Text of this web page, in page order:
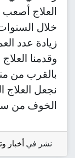
العلاج
خلال
زيادة عدد
وقدمنا
بالقرب من
نجعل العلاج
الخوف من
نشر في أخبار